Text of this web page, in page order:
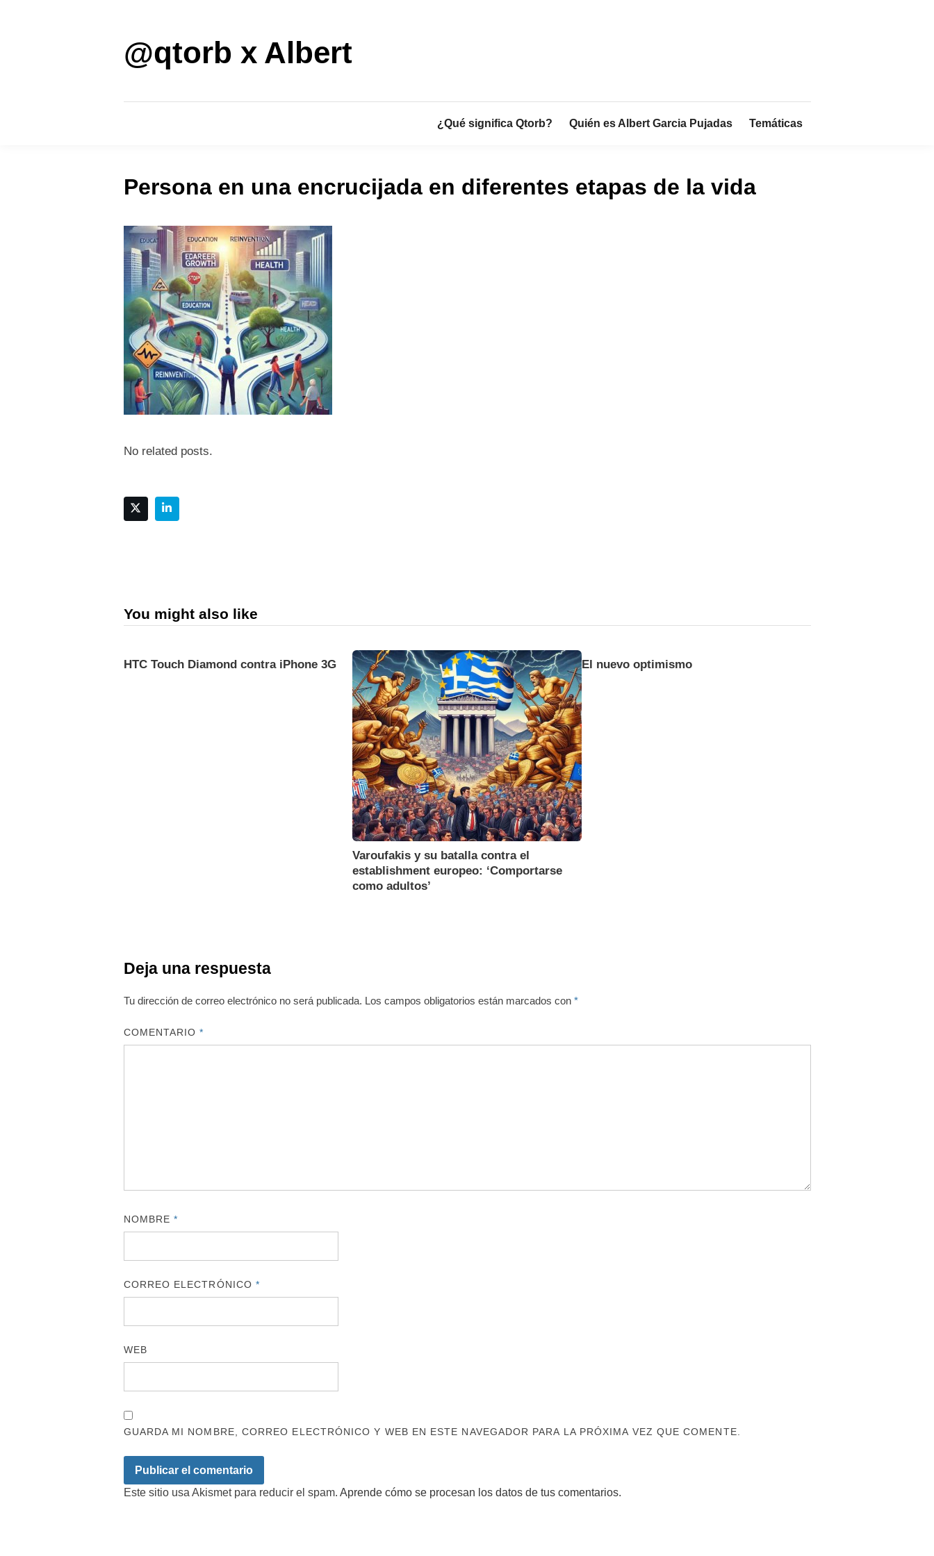
@qtorb x Albert
¿Qué significa Qtorb? Quién es Albert Garcia Pujadas Temáticas
Persona en una encrucijada en diferentes etapas de la vida
No related posts.
You might also like
HTC Touch Diamond contra iPhone 3G
Varoufakis y su batalla contra el
establishment europeo: ‘Comportarse
como adultos’
El nuevo optimismo
Deja una respuesta
Tu dirección de correo electrónico no será publicada. Los campos obligatorios están marcados con *
COMENTARIO*
NOMBRE*
CORREO ELECTRÓNICO *
WEB
GUARDA MI NOMBRE, CORREO ELECTRÓNICO Y WEB EN ESTE NAVEGADOR PARA LA PRÓXIMA VEZ QUE COMENTE.
Este sitio usa Akismet para reducir el spam. Aprende cómo se procesan los datos de tus comentarios.